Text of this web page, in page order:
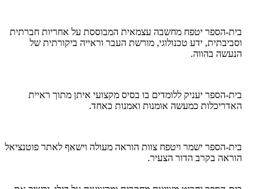
בית-הספר יטפח מחשבה עצמאית המבוססת על אחריות חברתית
וסביבתית, ידע טכנולוגי, מורשת העבר וראייה ביקורתית של
הנעשה בהווה.
בית-הספר יעניק ללומדים בו בסיס מקצועי איתן מתוך ראיית
האדריכלות כמעשה אומנות ואמנות כאחד.
בית-הספר ישמר ויטפח צוות הוראה מעולה וישאף לאתר פוטנציאל
הוראה בקרב הדור הצעיר.